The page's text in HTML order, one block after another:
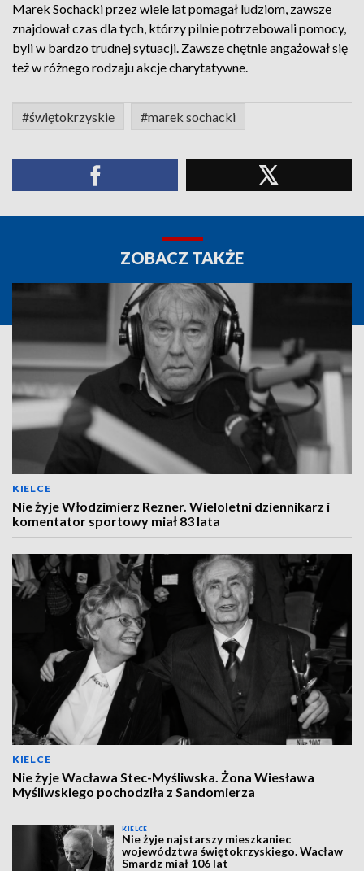
Marek Sochacki przez wiele lat pomagał ludziom, zawsze
znajdował czas dla tych, którzy pilnie potrzebowali pomocy,
byli w bardzo trudnej sytuacji. Zawsze chętnie angażował się
też w różnego rodzaju akcje charytatywne.
#świętokrzyskie #marek sochacki
ZOBACZ TAKŻE
KIELCE
Nie żyje Włodzimierz Rezner. Wieloletni dziennikarz i
komentator sportowy miał 83 lata
KIELCE
Nie żyje Wacława Stec-Myśliwska. Żona Wiesława
Myśliwskiego pochodziła z Sandomierza
KIELCE
Nie żyje najstarszy mieszkaniec
województwa świętokrzyskiego. Wacław
Smardz miał 106 lat